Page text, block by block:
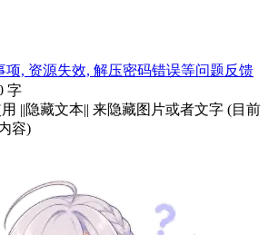
项, 资源失效, 解压密码错误等问题反馈
字
||隐藏文本|| 来隐藏图片或者文字 (目前
容)